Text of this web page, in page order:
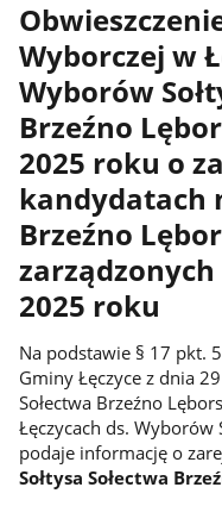
Wyborczej w
Wyborów
Brzeźno
2025 roku o
kandydatach
Brzeźno
2025 roku
Na podstawie § 17 pkt.
Gminy Łęczyce z dnia
Sołectwa Brzeźno
Łęczycach ds. Wyborów
podaje informację o
Sołtysa Sołectwa